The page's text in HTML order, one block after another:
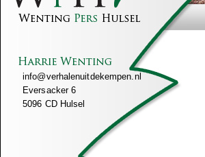
info@verhalenuitdekempen.nl
Eversacker 6
5096 CD Hulsel